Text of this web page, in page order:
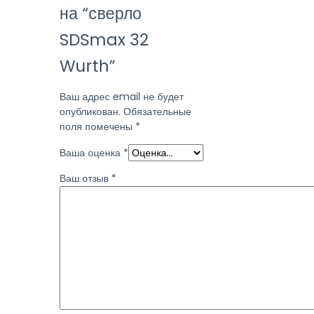
на “сверло
SDSmax 32
Wurth”
Ваш адрес email не будет
опубликован. Обязательные
поля помечены *
Ваша оценка *
Ваш отзыв *